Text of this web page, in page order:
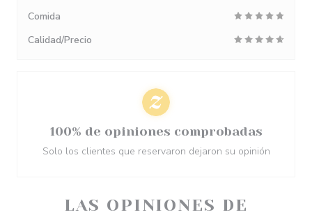
LAS OPINIONES DE
Comida
Calidad/Precio
100% de opiniones comprobadas
Solo los clientes que reservaron dejaron su opinión